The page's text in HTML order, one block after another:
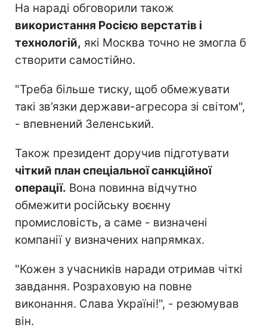
На нараді обговорили також
використання Росією верстатів і
технологій, які Москва точно не змогла б
створити самостійно.
"Треба більше тиску, щоб обмежувати
такі зв’язки держави-агресора зі світом",
- впевнений Зеленський.
Також президент доручив підготувати
чіткий план спеціальної санкційної
операції. Вона повинна відчутно
обмежити російську воєнну
промисловість, а саме - визначені
компанії у визначених напрямках.
"Кожен з учасників наради отримав чіткі
завдання. Розраховую на повне
виконання. Слава Україні!", - резюмував
він.